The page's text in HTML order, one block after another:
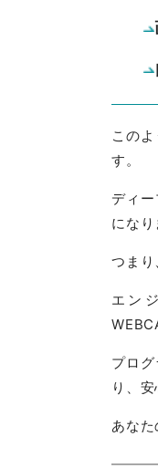
この
す。
ディ
になり
つまり
エン
プロ
り、
あな